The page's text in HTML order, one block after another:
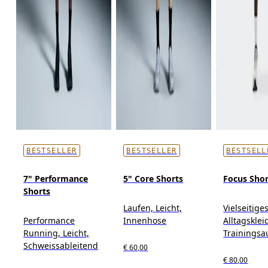
BESTSELLER
7" Performance
Shorts
Performance
Running, Leicht,
Schweissableitend
BESTSELLER
5" Core Shorts
Laufen, Leicht,
Innenhose
€ 60,00
Focus
€ 80,00